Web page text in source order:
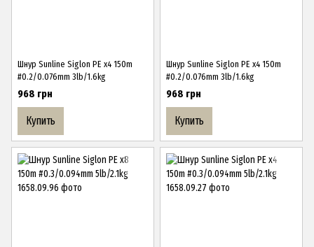
Шнур Sunline Siglon PE х4 150m
#0.2/0.076mm 3lb/1.6kg
968 грн
Купить
Шнур Sunline Siglon PE х4 150m
#0.2/0.076mm 3lb/1.6kg
968 грн
Купить